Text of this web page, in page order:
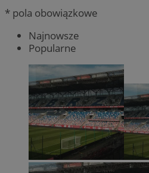
* pola obowiązkowe
Najnowsze
Popularne